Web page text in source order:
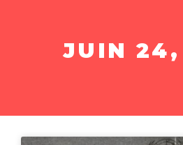
JUIN 24,